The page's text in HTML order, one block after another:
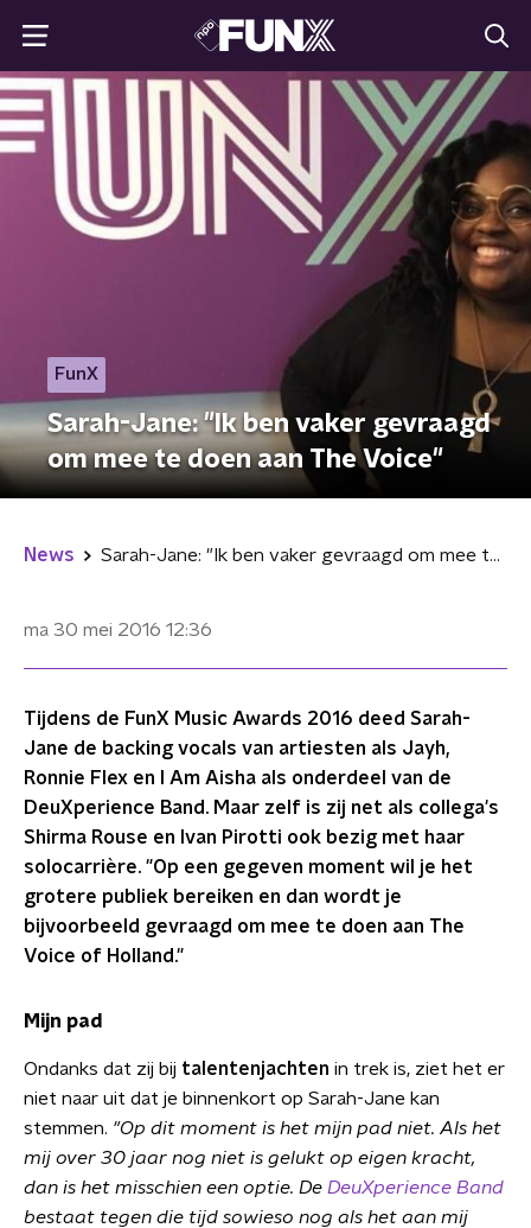
FunX
Sarah-Jane: "Ik ben vaker gevraagd
om mee te doen aan The Voice"
News Sarah-Jane: "Ik ben vaker gevraagd om mee te doen aan The Voice"
ma 30 mei 2016 12:36
Tijdens de FunX Music Awards 2016 deed Sarah-
Jane de backing vocals van artiesten als Jayh,
Ronnie Flex en I Am Aisha als onderdeel van de
DeuXperience Band. Maar zelf is zij net als collega's
Shirma Rouse en Ivan Pirotti ook bezig met haar
solocarrière. "Op een gegeven moment wil je het
grotere publiek bereiken en dan wordt je
bijvoorbeeld gevraagd om mee te doen aan The
Voice of Holland."
Mijn pad
Ondanks dat zij bij talentenjachten in trek is, ziet het er
niet naar uit dat je binnenkort op Sarah-Jane kan
stemmen. "Op dit moment is het mijn pad niet. Als het
mij over 30 jaar nog niet is gelukt op eigen kracht,
dan is het misschien een optie. De DeuXperience Band
bestaat tegen die tijd sowieso nog als het aan mij